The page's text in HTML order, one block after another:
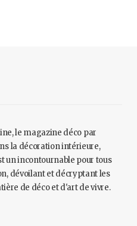
le magazine déco par
la décoration intérieure,
un incontournable pour tous
dévoilant et décryptant les
de déco et d'art de vivre.